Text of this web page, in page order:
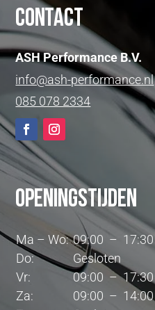
Contact
ASH Performance B.V.
info@ash-performance.nl
085 078 2334
Openingstijden
Ma – Wo: 09:00 – 17:30
Do:
Gesloten
Vr:
09:00 – 17:30
Za:
09:00 – 14:00